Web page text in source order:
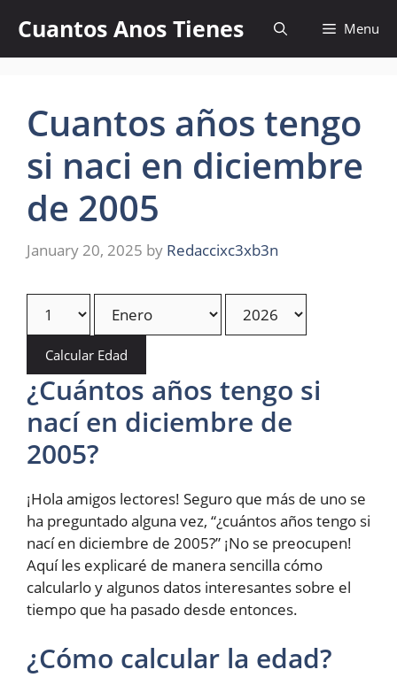
content
Cuantos Anos Tienes Menu
Cuantos años tengo
si naci en diciembre
de 2005
January 20, 2025 by Redaccixc3xb3n
Calcular Edad
¿Cuántos años tengo si
nací en diciembre de
2005?
¡Hola amigos lectores! Seguro que más de uno se
ha preguntado alguna vez, “¿cuántos años tengo si
nací en diciembre de 2005?” ¡No se preocupen!
Aquí les explicaré de manera sencilla cómo
calcularlo y algunos datos interesantes sobre el
tiempo que ha pasado desde entonces.
¿Cómo calcular la edad?